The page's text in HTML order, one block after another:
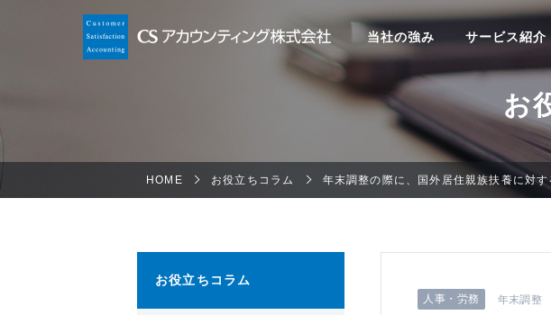
当社の強み サービス紹介
お
HOME お役立ちコラム 年末調整の際に、国外居住親族扶養に対
お役立ちコラム
人事・労務 年末調整